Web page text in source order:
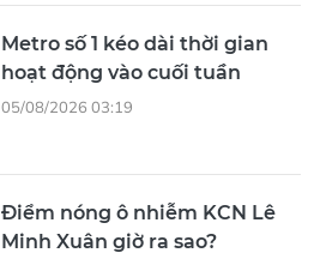
Metro số 1 kéo dài thời gian
hoạt động vào cuối tuần
05/08/2026 03:19
Điểm nóng ô nhiễm KCN Lê
Minh Xuân giờ ra sao?